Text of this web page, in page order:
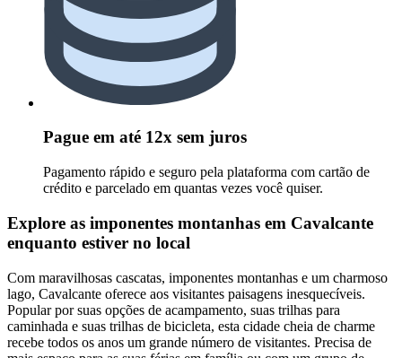
Pague em até 12x sem juros
Pagamento rápido e seguro pela plataforma com cartão de
crédito e parcelado em quantas vezes você quiser.
Explore as imponentes montanhas em Cavalcante
enquanto estiver no local
Com maravilhosas cascatas, imponentes montanhas e um charmoso
lago, Cavalcante oferece aos visitantes paisagens inesquecíveis.
Popular por suas opções de acampamento, suas trilhas para
caminhada e suas trilhas de bicicleta, esta cidade cheia de charme
recebe todos os anos um grande número de visitantes. Precisa de